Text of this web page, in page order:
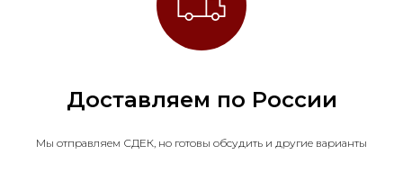
Доставляем по России
Мы отправляем СДЕК, но готовы обсудить и другие варианты